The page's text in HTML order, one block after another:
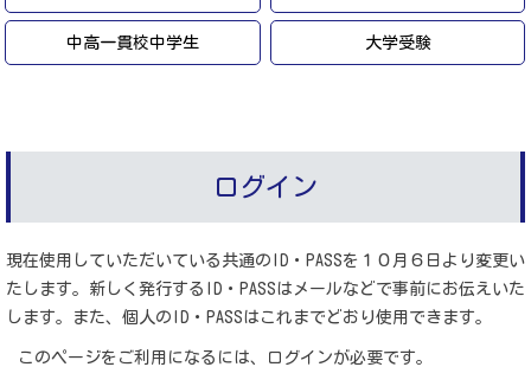
中高一貫校中学生 大学受験
ログイン
現在使用していただいている共通のID・PASSを１０月６日より変更い
たします。新しく発行するID・PASSはメールなどで事前にお伝えいた
します。また、個人のID・PASSはこれまでどおり使用できます。
このページをご利用になるには、ログインが必要です。